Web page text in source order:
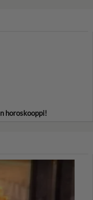
horoskooppi!